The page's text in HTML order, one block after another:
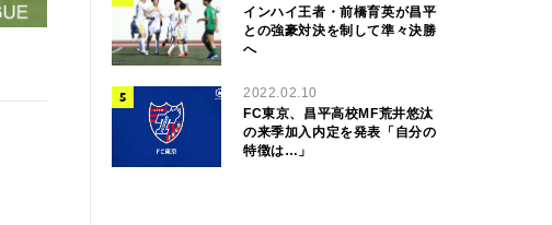
インハイ王者・前橋育英が昌平
との強豪対決を制して準々決勝
へ
2022.02.10
FC東京、昌平高校MF荒井悠汰
の来季加入内定を発表「自分の
特徴は…」